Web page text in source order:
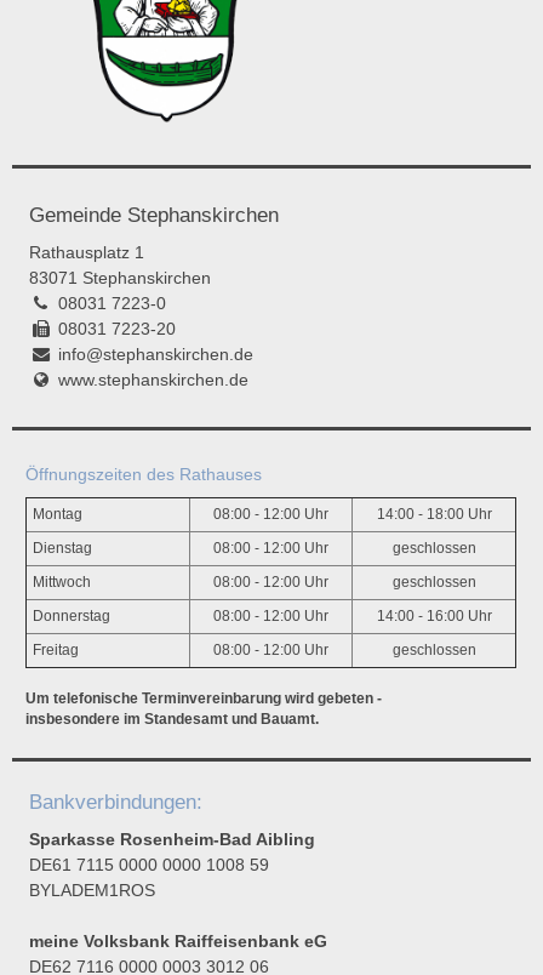
Gemeinde Stephanskirchen
Rathausplatz 1
83071 Stephanskirchen
08031 7223-0
08031 7223-20
info@stephanskirchen.de
www.stephanskirchen.de
Öffnungszeiten des Rathauses
Montag 08:00 - 12:00 Uhr 14:00 - 18:00 Uhr
Dienstag 08:00 - 12:00 Uhr geschlossen
Mittwoch 08:00 - 12:00 Uhr geschlossen
Donnerstag 08:00 - 12:00 Uhr 14:00 - 16:00 Uhr
Freitag 08:00 - 12:00 Uhr geschlossen
Um telefonische Terminvereinbarung wird gebeten -
insbesondere im Standesamt und Bauamt.
Bankverbindungen:
Sparkasse Rosenheim-Bad Aibling
DE61 7115 0000 0000 1008 59
BYLADEM1ROS
meine Volksbank Raiffeisenbank eG
DE62 7116 0000 0003 3012 06